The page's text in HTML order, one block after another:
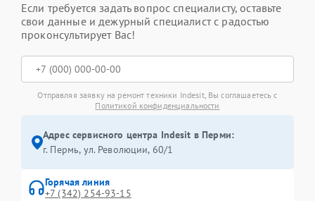
Если требуется задать вопрос специалисту, оставьте
свои данные и дежурный специалист с радостью
проконсультирует Вас!
Отправляя заявку на ремонт техники Indesit, Вы соглашаетесь с
Политикой конфиденциальности
Адрес сервисного центра Indesit в Перми:
г. Пермь, ул. ​Революции, 60/1
Горячая линия
+7 (342) 254-93-15